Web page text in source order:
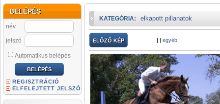
BELÉPÉS
név
jelszó
Automatikus belépés
REGISZTRÁCIÓ
ELFELEJTETT JELSZÓ
KATEGÓRIA: elkapott pillanatok
ELŐZŐ KÉP | | egyéb